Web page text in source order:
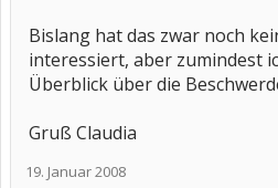
Bislang hat das zwar noch
interessiert, aber zumindest
Überblick über die
Gruß Claudia
19. Januar 2008